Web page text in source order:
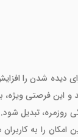
دیده شدن را
و این فرصتی ویژه،
روزمره، تبدیل
امکان را به